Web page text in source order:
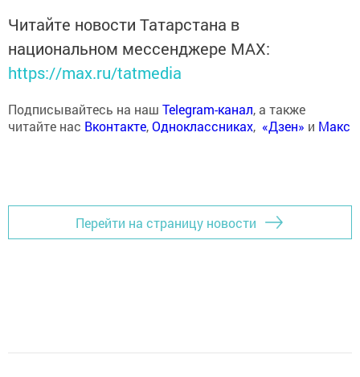
Читайте новости Татарстана в
национальном мессенджере MАХ:
https://max.ru/tatmedia
Подписывайтесь на наш Telegram-канал, а также
читайте нас Вконтакте,Одноклассниках, «Дзен» и Макс
Перейти на страницу новости